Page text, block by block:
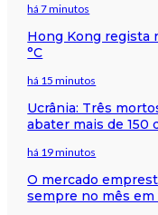
há 7 minutos
Hong Kong regista
°C
há 15 minutos
Ucrânia: Três
abater mais de 150
há 19 minutos
O mercado
sempre no mês em